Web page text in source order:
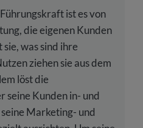
ist es von
die eigenen Kunden
sie, was sind ihre
ziehen sie aus dem
löst die
seine Kunden in- und
Marketing- und